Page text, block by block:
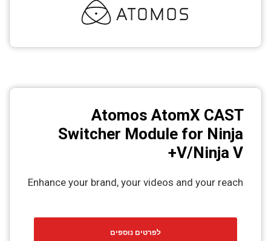
Atomos AtomX CAST
Switcher Module for Ninja
V/Ninja V+
Enhance your brand, your videos and your reach
לפרטים נוספים